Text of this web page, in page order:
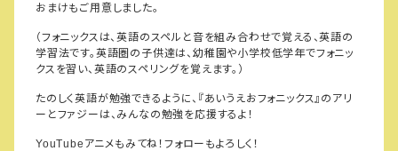
おまけもご用意しました。
（フォニックスは、英語のスペルと音を組み合わせで覚える、英語の
学習法です。英語圏の子供達は、幼稚園や小学校低学年でフォニッ
クスを習い、英語のスペリングを覚えます。）
たのしく英語が勉強できるように、『あいうえおフォニックス』のアリ
ーとファジーは、みんなの勉強を応援するよ！
YouTube アニメもみてね！フォローもよろしく！